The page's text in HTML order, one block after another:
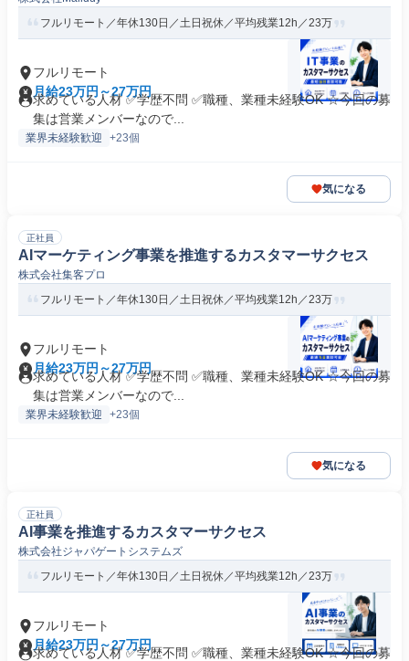
フルリモート／年休130日／土日祝休／平均残業12h／23万
フルリモート
月給23万円～27万円
求めている人材 ✅学歴不問 ✅職種、業種未経験OK ☆今回の募
集は営業メンバーなので...
業界未経験歓迎 +23個
気になる
正社員
AIマーケティング事業を推進するカスタマーサクセス
株式会社集客プロ
フルリモート／年休130日／土日祝休／平均残業12h／23万
フルリモート
月給23万円～27万円
求めている人材 ✅学歴不問 ✅職種、業種未経験OK ☆今回の募
集は営業メンバーなので...
業界未経験歓迎 +23個
気になる
正社員
AI事業を推進するカスタマーサクセス
株式会社ジャパゲートシステムズ
フルリモート／年休130日／土日祝休／平均残業12h／23万
フルリモート
月給23万円～27万円
求めている人材 ✅学歴不問 ✅職種、業種未経験OK ☆今回の募